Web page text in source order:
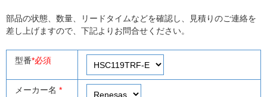
部品の状態、数量、リードタイムなどを確認し、見積りのご連絡を
差し上げますので、下記よりお問合せください。
型番*必須
メーカー名 *